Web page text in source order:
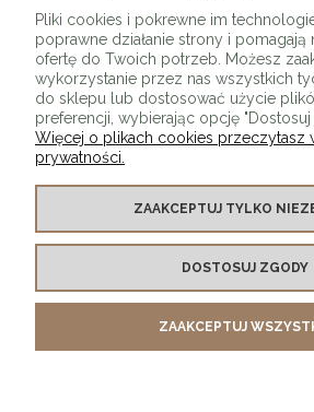
KONTAKT Z NAMI
MOJE KONTO
Pliki cookies i pokrewne im
poprawne działanie strony i pomagają
ofertę do Twoich potrzeb. Możesz
wykorzystanie przez nas wszystkich
do sklepu lub dostosować użycie
preferencji, wybierając opcję "Dostosuj
Więcej o plikach cookies przeczytasz
prywatności.
ZAAKCEPTUJ TYLKO
DOSTOSUJ ZGODY
ZAAKCEPTUJ